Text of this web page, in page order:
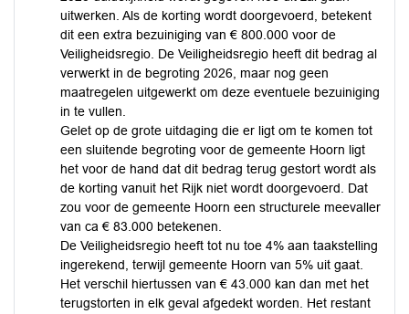
uitwerken. Als de korting wordt doorgevoerd, betekent
dit een extra bezuiniging van € 800.000 voor de
Veiligheidsregio. De Veiligheidsregio heeft dit bedrag al
verwerkt in de begroting 2026, maar nog geen
maatregelen uitgewerkt om deze eventuele bezuiniging
in te vullen.
Gelet op de grote uitdaging die er ligt om te komen tot
een sluitende begroting voor de gemeente Hoorn ligt
het voor de hand dat dit bedrag terug gestort wordt als
de korting vanuit het Rijk niet wordt doorgevoerd. Dat
zou voor de gemeente Hoorn een structurele meevaller
van ca € 83.000 betekenen.
De Veiligheidsregio heeft tot nu toe 4% aan taakstelling
ingerekend, terwijl gemeente Hoorn van 5% uit gaat.
Het verschil hiertussen van € 43.000 kan dan met het
terugstorten in elk geval afgedekt worden. Het restant